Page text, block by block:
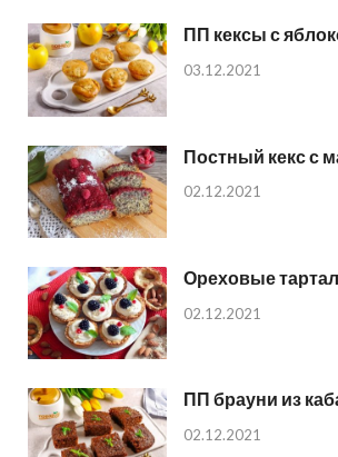
ПП кексы с
03.12.2021
Постный кекс с
02.12.2021
Ореховые
02.12.2021
ПП брауни из
02.12.2021